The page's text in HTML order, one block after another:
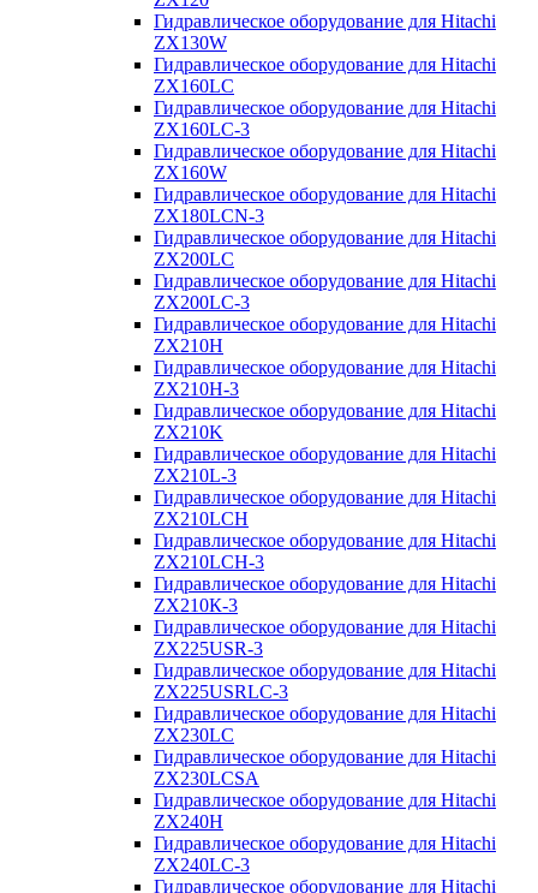
Гидравлическое оборудование для Hitachi
ZX130W
Гидравлическое оборудование для Hitachi
ZX160LC
Гидравлическое оборудование для Hitachi
ZX160LC-3
Гидравлическое оборудование для Hitachi
ZX160W
Гидравлическое оборудование для Hitachi
ZX180LCN-3
Гидравлическое оборудование для Hitachi
ZX200LC
Гидравлическое оборудование для Hitachi
ZX200LC-3
Гидравлическое оборудование для Hitachi
ZX210H
Гидравлическое оборудование для Hitachi
ZX210H-3
Гидравлическое оборудование для Hitachi
ZX210K
Гидравлическое оборудование для Hitachi
ZX210L-3
Гидравлическое оборудование для Hitachi
ZX210LCH
Гидравлическое оборудование для Hitachi
ZX210LCH-3
Гидравлическое оборудование для Hitachi
ZX210К-3
Гидравлическое оборудование для Hitachi
ZX225USR-3
Гидравлическое оборудование для Hitachi
ZX225USRLC-3
Гидравлическое оборудование для Hitachi
ZX230LC
Гидравлическое оборудование для Hitachi
ZX230LCSA
Гидравлическое оборудование для Hitachi
ZX240H
Гидравлическое оборудование для Hitachi
ZX240LC-3
Гидравлическое оборудование для Hitachi